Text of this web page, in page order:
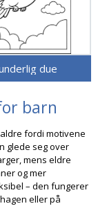
due
barn
fordi motivene
glede seg over
mens eldre
og mer
– den fungerer
eller på